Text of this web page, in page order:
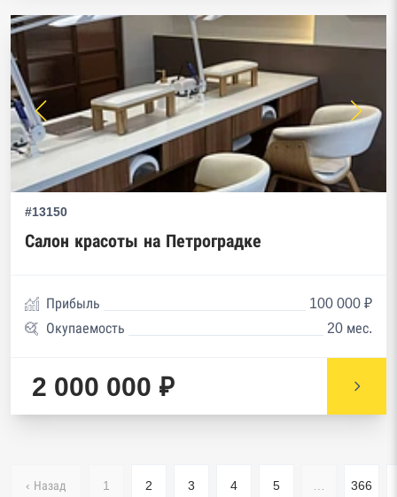
#13150
Салон красоты на Петроградке
Прибыль
100 000 ₽
Окупаемость
20 мес.
2 000 000 ₽
‹ Назад 1 2 3 4 5 366